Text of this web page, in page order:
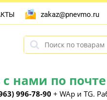
нами по
996-78-90 + WAp и TG.
zakaz@pnevmo.ru